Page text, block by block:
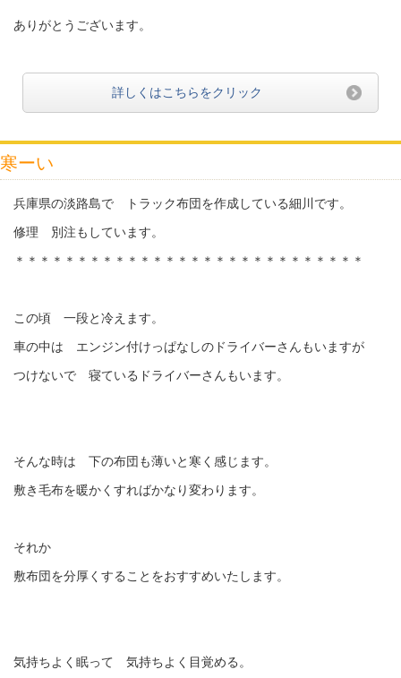
ありがとうございます。
詳しくはこちらをクリック
寒ーい
兵庫県の淡路島で トラック布団を作成している細川です。
修理 別注もしています。
＊＊＊＊＊＊＊＊＊＊＊＊＊＊＊＊＊＊＊＊＊＊＊＊＊＊＊＊
この頃 一段と冷えます。
車の中は エンジン付けっぱなしのドライバーさんもいますが
つけないで 寝ているドライバーさんもいます。
そんな時は 下の布団も薄いと寒く感じます。
敷き毛布を暖かくすればかなり変わります。
それか
敷布団を分厚くすることをおすすめいたします。
気持ちよく眠って 気持ちよく目覚める。